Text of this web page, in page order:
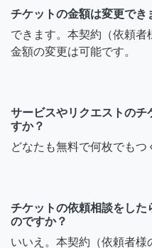
チケットの金額は変更でき
できます。本契約（依頼者
金額の変更は可能です。
サービスやリクエストのチ
すか？
どなたも無料で何枚でもつ
チケットの依頼相談をし
のですか？
いいえ。本契約（依頼者様